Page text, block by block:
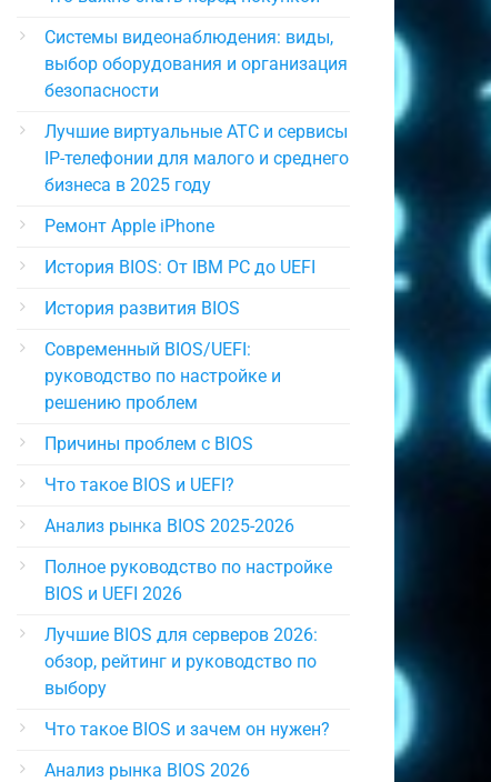
Системы видеонаблюдения: виды,
выбор оборудования и организация
безопасности
Лучшие виртуальные АТС и сервисы
IP-телефонии для малого и среднего
бизнеса в 2025 году
Ремонт Apple iPhone
История BIOS: От IBM PC до UEFI
История развития BIOS
Современный BIOS/UEFI:
руководство по настройке и
решению проблем
Причины проблем с BIOS
Что такое BIOS и UEFI?
Анализ рынка BIOS 2025-2026
Полное руководство по настройке
BIOS и UEFI 2026
Лучшие BIOS для серверов 2026:
обзор, рейтинг и руководство по
выбору
Что такое BIOS и зачем он нужен?
Анализ рынка BIOS 2026